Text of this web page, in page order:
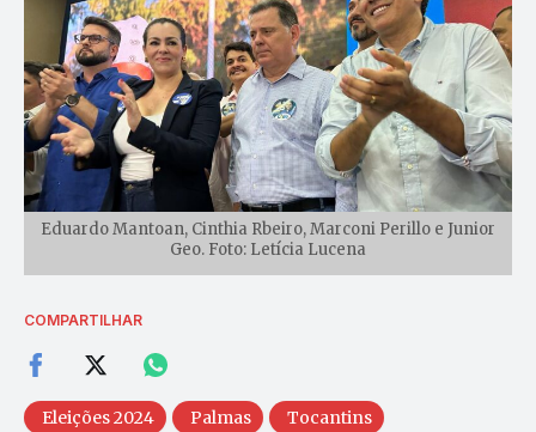
Eduardo Mantoan, Cinthia Rbeiro, Marconi Perillo e Junior
Geo. Foto: Letícia Lucena
COMPARTILHAR
Eleições 2024 Palmas Tocantins